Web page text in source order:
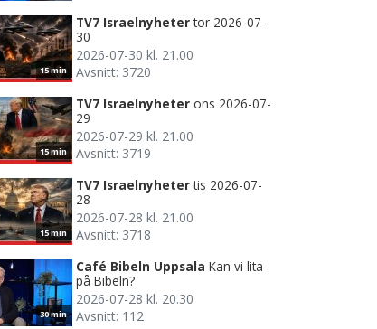
15 min
TV7 Israelnyheter tor 2026-07-
30
2026-07-30 kl. 21.00
Avsnitt: 3720
15 min
TV7 Israelnyheter ons 2026-07-
29
2026-07-29 kl. 21.00
Avsnitt: 3719
15 min
TV7 Israelnyheter tis 2026-07-
28
2026-07-28 kl. 21.00
Avsnitt: 3718
30 min
Café Bibeln Uppsala Kan vi lita
på Bibeln?
2026-07-28 kl. 20.30
Avsnitt: 112